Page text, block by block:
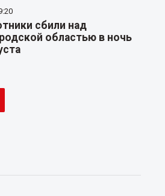
сбили над
областью в ночь